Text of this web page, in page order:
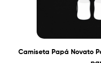
Camiseta Papá Novato